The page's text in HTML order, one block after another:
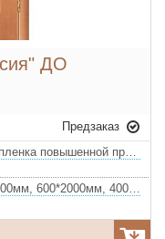
ДО
Предзаказ
ПВХ - пленка повышенной прочности
900*2000мм, 600*2000мм, 400*2000мм, 700*2000мм, 800*2000мм